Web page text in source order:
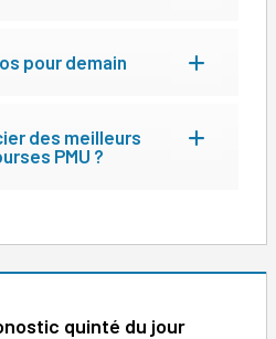
pour demain
des meilleurs
PMU ?
quinté du jour